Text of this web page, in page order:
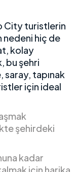
City turistlerin
nedeni hiç de
kolay
bu şehri
saray, tapınak
için ideal
şehirdeki
kadar